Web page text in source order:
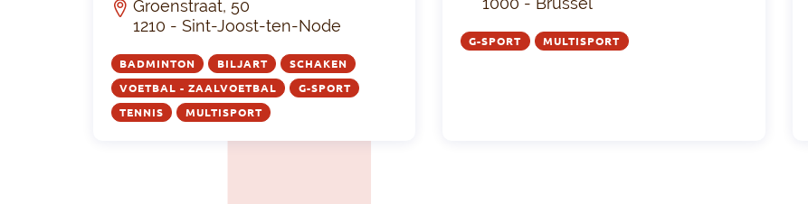
Groenstraat, 50
1210 - Sint-Joost-ten-Node
BADMINTON BILJART SCHAKEN
VOETBAL - ZAALVOETBAL G-SPORT
TENNIS MULTISPORT
G-SPORT MULTISPORT